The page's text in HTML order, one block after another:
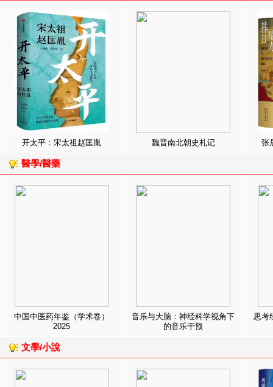
开太平：宋太祖赵匡胤 魏晋南北朝史札记 张
醫學/醫藥
中国中医药年鉴（学术卷）
2025
音乐与大脑：神经科学视角下
的音乐干预
思考
文學/小說